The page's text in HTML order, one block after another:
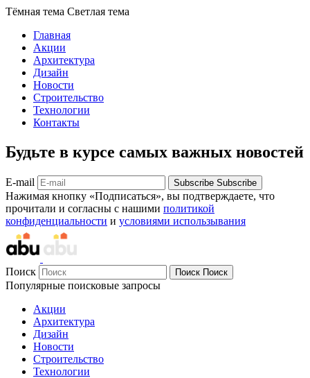
Тёмная тема Светлая тема
Главная
Акции
Архитектура
Дизайн
Новости
Строительство
Технологии
Контакты
Будьте в курсе самых важных новостей
E-mail Subscribe Subscribe
Нажимая кнопку «Подписаться», вы подтверждаете, что
прочитали и согласны с нашими политикой
конфиденциальности и условиями использывания
Поиск Поиск Поиск
Популярные поисковые запросы
Акции
Архитектура
Дизайн
Новости
Строительство
Технологии